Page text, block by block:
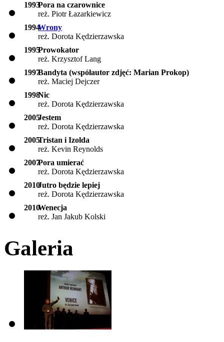
1993Pora na czarownice
reż. Piotr Łazarkiewicz
1994Wrony
reż. Dorota Kędzierzawska
1995Prowokator
reż. Krzysztof Lang
1997Bandyta (współautor zdjęć: Marian Prokop)
reż. Maciej Dejczer
1998Nic
reż. Dorota Kędzierzawska
2005Jestem
reż. Dorota Kędzierzawska
2005Tristan i Izolda
reż. Kevin Reynolds
2007Pora umierać
reż. Dorota Kędzierzawska
2010Jutro będzie lepiej
reż. Dorota Kędzierzawska
2010Wenecja
reż. Jan Jakub Kolski
Galeria